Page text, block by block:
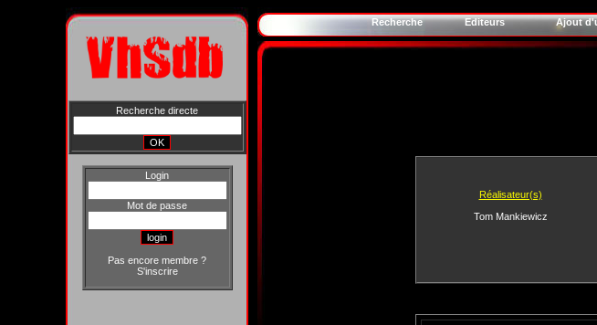
Recherche directe
Login
Mot de passe
Pas encore membre ?
S'inscrire
Recherche Editeurs Ajout
Réalisateur(s)
Tom Mankiewicz